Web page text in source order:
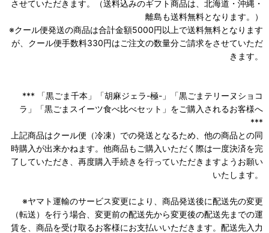
させていただきます。（送料込みのギフト商品は、北海道・沖縄・
離島も送料無料となります。）
※クール便発送の商品は合計金額5000円以上で送料無料となります
が、クール便手数料330円はご注文の数量分ご請求をさせていただ
きます。
*** 「黒ごま千本」「胡麻ジェラ-極-」「黒ごまテリーヌショコ
ラ」「黒ごまスイーツ食べ比べセット」をご購入されるお客様へ
***
上記商品はクール便（冷凍）での発送となるため、他の商品との同
時購入が出来かねます。他商品もご購入いただく際は一度決済を完
了していただき、再度購入手続きを行っていただきますようお願い
いたします。
※ヤマト運輸のサービス変更により、商品発送後に配送先の変更
（転送）を行う場合、変更前の配送先から変更後の配送先までの運
賃を、商品を受け取るお客様にお支払いいただきます。配送先入力